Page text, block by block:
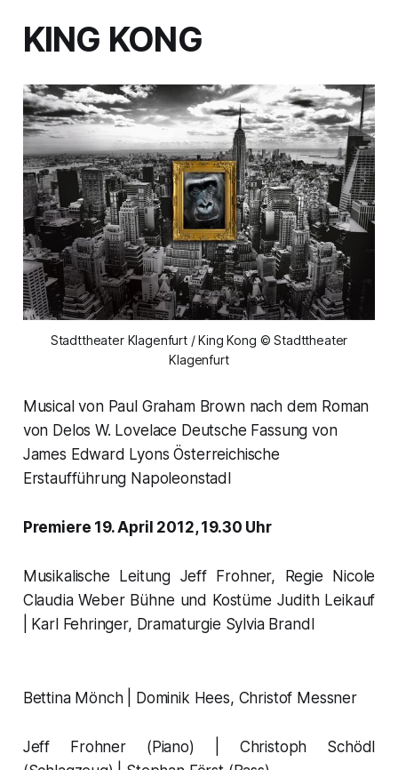
KING KONG
Stadttheater Klagenfurt / King Kong © Stadttheater
Klagenfurt
Musical von Paul Graham Brown nach dem Roman
von Delos W. Lovelace Deutsche Fassung von
James Edward Lyons Österreichische
Erstaufführung Napoleonstadl
Premiere 19. April 2012, 19.30 Uhr
Musikalische Leitung Jeff Frohner, Regie Nicole
Claudia Weber Bühne und Kostüme Judith Leikauf
| Karl Fehringer, Dramaturgie Sylvia Brandl
Bettina Mönch | Dominik Hees, Christof Messner
Jeff Frohner (Piano) | Christoph Schödl